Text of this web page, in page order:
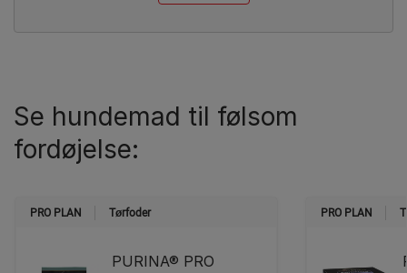
Se hundemad til følsom
fordøjelse:
PRO PLAN Tørfoder
PURINA® PRO
PRO PLAN